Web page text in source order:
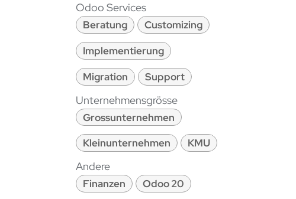
Odoo Services
Beratung
Customizing
Implementierung
Migration
Support
Unternehmensgrösse
Grossunternehmen
Kleinunternehmen
KMU
Andere
Finanzen Odoo 20